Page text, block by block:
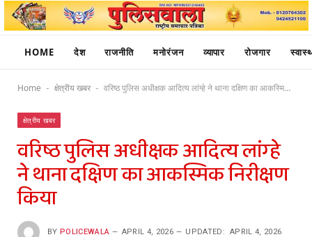
HOME देश राजनीति मनोरंजन व्यापार रोजगार
Home - क्षेत्रीय खबर - वरिष्ठ पुलिस अधीक्षक आदित्य लांग्हे ने थाना दक्षिण का आकस्मिक निरीक्षण किया
क्षेत्रीय खबर
वरिष्ठ पुलिस अधीक्षक आदित्य लांग्हे
ने थाना दक्षिण का आकस्मिक निरीक्षण
किया
BY POLICEWALA APRIL 4, 2026 UPDATED: APRIL 4, 2026